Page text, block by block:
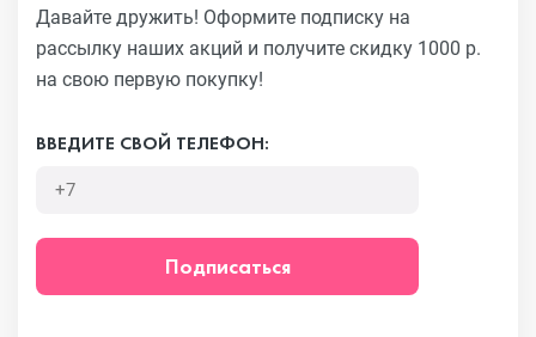
Давайте дружить! Оформите подписку на
рассылку наших акций и получите скидку 1000 р.
на свою первую покупку!
ВВЕДИТЕ СВОЙ ТЕЛЕФОН:
Подписаться